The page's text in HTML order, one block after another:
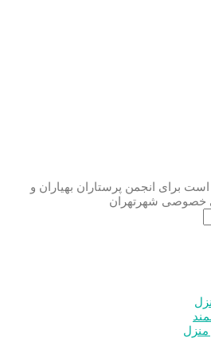
برای انجمن پرستاران بهیاران و
خصوصی شهرتهران
منزل